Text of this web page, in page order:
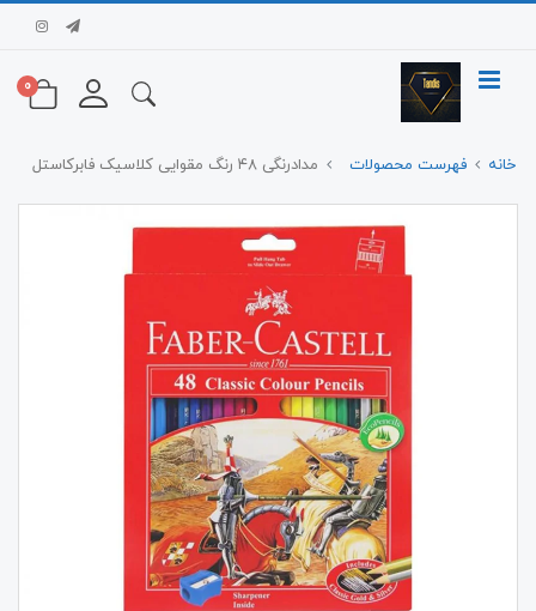
0
خانه فهرست محصولات مدادرنگی ۴۸ رنگ مقوایی کلاسیک فابرکاستل